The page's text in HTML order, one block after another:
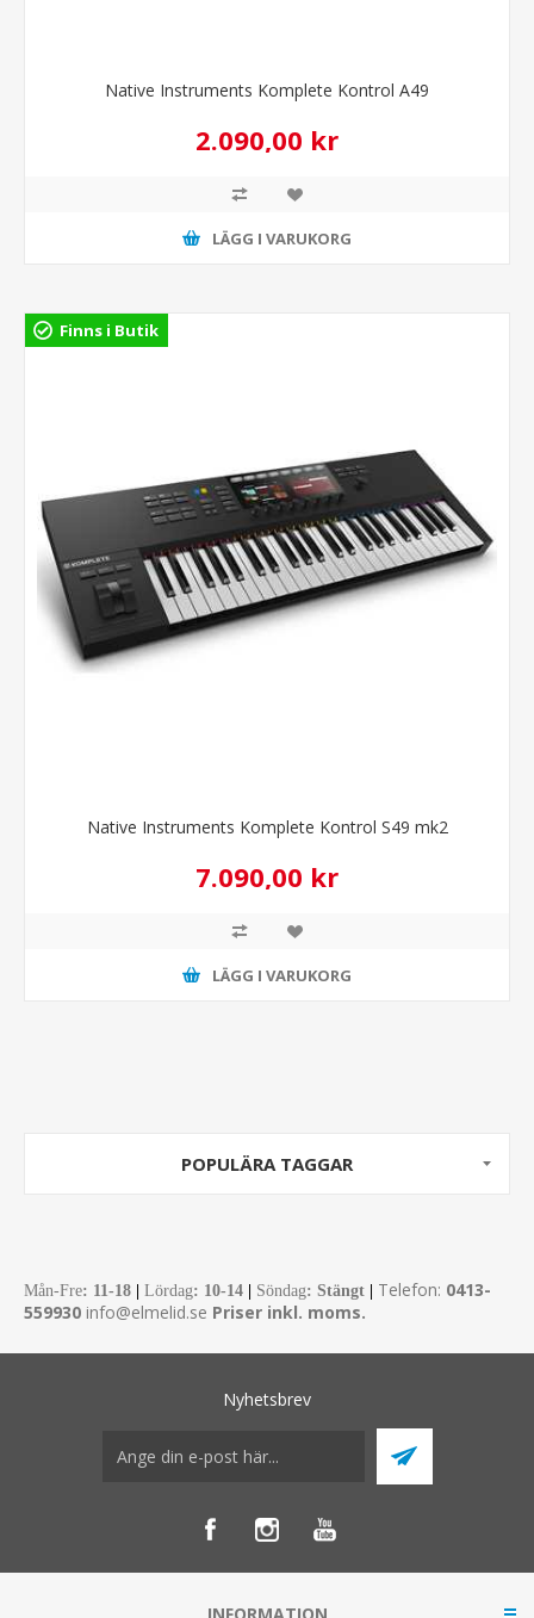
Native Instruments Komplete Kontrol A49
2.090,00 kr
LÄGG I VARUKORG
Finns i Butik
Native Instruments Komplete Kontrol S49 mk2
7.090,00 kr
LÄGG I VARUKORG
POPULÄRA TAGGAR
Mån-Fre: 11-18 Lördag: 10-14 Söndag: Stängt Telefon: 0413-
559930 info@elmelid.se Priser inkl. moms.
Nyhetsbrev